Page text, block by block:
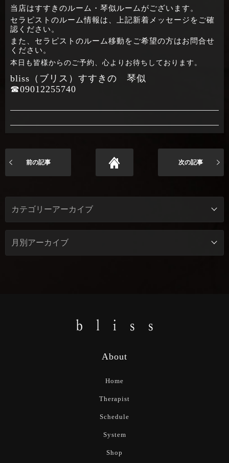
当店はすすきのルーム・琴似ルームがございます。
セラピストのルーム情報は、上記新着メッセージをご確
認ください。
また、セラピストのルーム移動をご希望の方はお問合せ
ください。
本日も皆様からのご予約、心よりお待ちしております。
bliss（ブリス）すすきの 琴似
☎09012255740
前の記事 次の記事
About
Home
Therapist
Schedule
System
Shop